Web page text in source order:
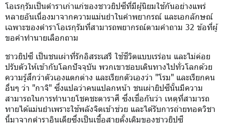
โอเรกุรัมเป็นตำราเก่าแก่ของชาวยิปซีที่มีผู้นิยมใช้กันอย่างแพร่
หลายอันเนื่องมาจากความแม่นยำในคำพยากรณ์ และเอกลักษณ์
เฉพาะของตำราโอเรกุรัมที่สามารถพยากรณ์ตามคำถาม 32 ข้อที่ผู้
ขอคำทำนายเลือกถาม
ชาวยิปซี เป็นชนเผ่าที่รักอิสระเสรี ใช้ชีวิตแบบเรร่อน และไม่ค่อย
ปรับตัวให้เข้ากับโลกปัจจุบัน พวกเขาชอบเดินทางไปทั่วโลกด้วย
ความรู้สึกว่าตัวเองแตกต่าง และเรียกตัวเองว่า "โรม" และเรียกคน
อื่นๆ ว่า "กาจิ" ซึ่งแปลว่าคนแปลกหน้า ชนเผ่ายิปซีนั้นมีความ
สามารถในการทำนายโชคชะตาราศี ซึ่งเชื่อกันว่า เหตุที่สามารถ
ทายได้แม่นยำเพราะใช้พลังจิตเข้าช่วย และได้รับการถ่ายทอดวิชา
นี้มาจากตำราอินเดียซึ่งเป็นเชื้อสายดั้งเดิมของชาวยิปซี